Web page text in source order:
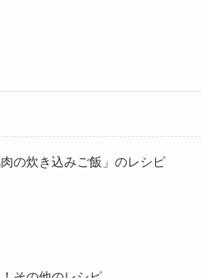
の炊き込みご飯」のレシピ